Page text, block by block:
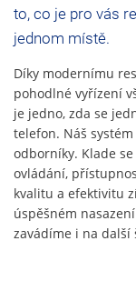
to, co je pro vás
jednom místě.
Díky modernímu
pohodlné vyřízení
je jedno, zda se
telefon. Náš
odborníky. Klade
ovládání,
kvalitu a efektivitu
úspěšném
zavádíme i na další